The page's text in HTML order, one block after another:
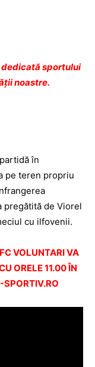
dedicată sportului
noastre.
în
pe teren propriu
pregătită de Viorel
cu ilfovenii.
VOLUNTARI VA
ORELE 11.00 ÎN
SPORTIV.RO